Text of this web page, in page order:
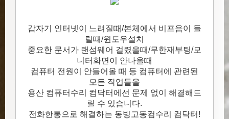
갑자기 인터넷이 느려질때/본체에서 비프음이 들
릴때/윈도우설치
중요한 문서가 랜섬웨어 걸렸을때/무한재부팅/모
니터화면이 안나올때
컴퓨터 전원이 안들어올 때 등 컴퓨터에 관련된
모든 작업들을
용산 컴퓨터수리 컴닥터에선 문제 없이 해결해드
릴 수 있습니다.
전화한통으로 해결하는 동빙고동컴수리 컴닥터!